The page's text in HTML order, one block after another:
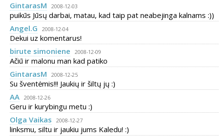
GintarasM
2008-12-03
puikūs Jūsų darbai, matau, kad taip pat neabejinga kalnams :))
Angel.G
2008-12-04
Dekui uz komentarus!
birute simoniene
2008-12-09
Ačiū ir malonu man kad patiko
GintarasM
2008-12-25
Su šventėmis!!! Jaukių ir šiltų jų :)
AA 2008-12-26
Geru ir kurybingu metu :)
Olga Vaikas
2008-12-27
linksmu, siltu ir jaukiu jums Kaledu! :)